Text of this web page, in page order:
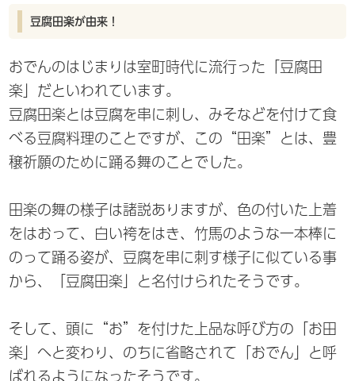
豆腐田楽が由来！
おでんのはじまりは室町時代に流行った「豆腐田
楽」だといわれています。
豆腐田楽とは豆腐を串に刺し、みそなどを付けて食
べる豆腐料理のことですが、この“田楽”とは、豊
穣祈願のために踊る舞のことでした。
田楽の舞の様子は諸説ありますが、色の付いた上着
をはおって、白い袴をはき、竹馬のような一本棒に
のって踊る姿が、豆腐を串に刺す様子に似ている事
から、「豆腐田楽」と名付けられたそうです。
そして、頭に“お”を付けた上品な呼び方の「お田
楽」へと変わり、のちに省略されて「おでん」と呼
ばれるようになったそうです。